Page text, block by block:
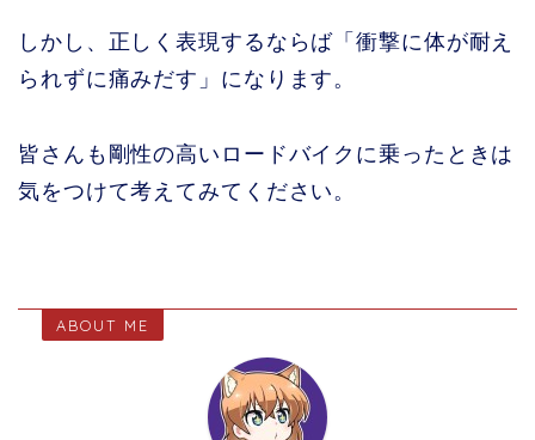
しかし、正しく表現するならば「衝撃に体が耐え
られずに痛みだす」になります。
皆さんも剛性の高いロードバイクに乗ったときは
気をつけて考えてみてください。
ABOUT ME